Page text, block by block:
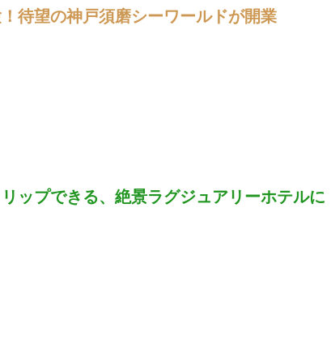
待望の神戸須磨シーワールドが開業
ップできる、絶景ラグジュアリーホテルに